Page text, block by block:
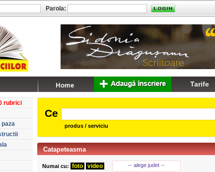
rubrici
Ce
produs / serviciu
Catapeteasma
Numai cu: foto video -- alege judet --
Parola:
Tarife